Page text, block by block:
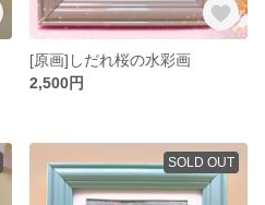
[原画]しだれ桜の水彩画
2,500円
SOLD OUT